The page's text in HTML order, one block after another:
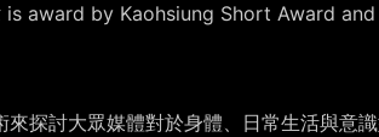
is award by Kaohsiung Short Award and
探討大眾媒體對於身體、日常生活與意